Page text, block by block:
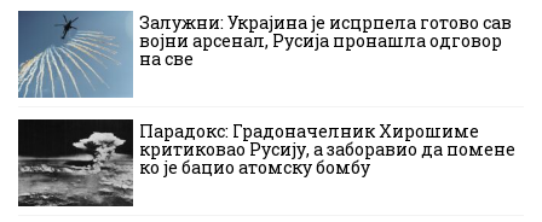
Залужни: Украјина је исцрпела готово сав
војни арсенал, Русија пронашла одговор
на све
Парадокс: Градоначелник Хирошиме
критиковао Русију, а заборавио да помене
ко је бацио атомску бомбу